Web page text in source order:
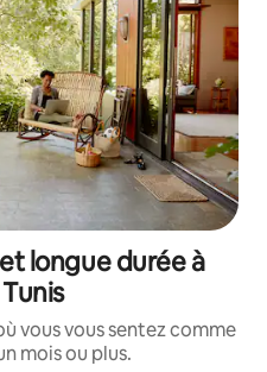
longue durée à
vous vous sentez comme
mois ou plus.